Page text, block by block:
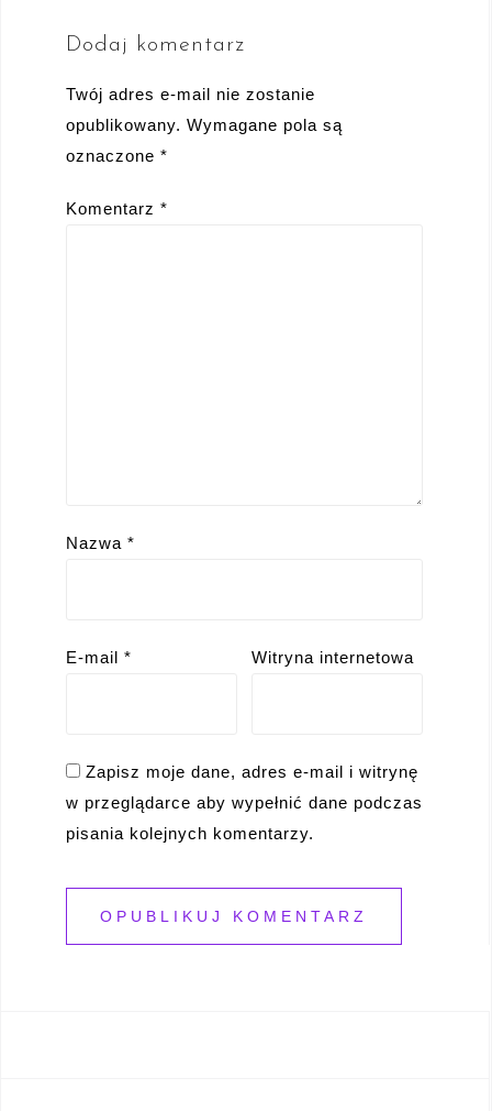
Dodaj komentarz
Twój adres e-mail nie zostanie
opublikowany. Wymagane pola są
oznaczone *
Komentarz *
Nazwa *
E-mail * Witryna internetowa
Zapisz moje dane, adres e-mail i witrynę
w przeglądarce aby wypełnić dane podczas
pisania kolejnych komentarzy.